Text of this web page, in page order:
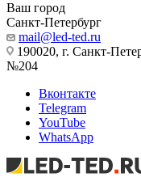
Ваш город
Санкт-Петербург
mail@led-ted.ru
190020, г. Санкт-
№204
Вконтакте
Telegram
YouTube
WhatsApp